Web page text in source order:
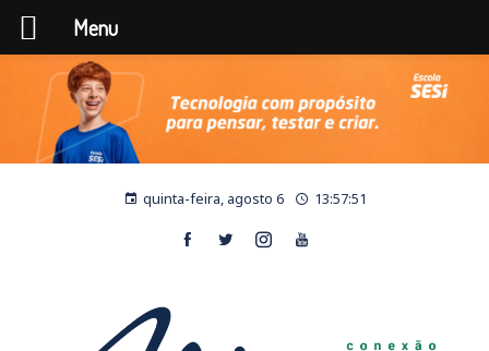
quinta-feira, agosto 6 13:57:51
Menu